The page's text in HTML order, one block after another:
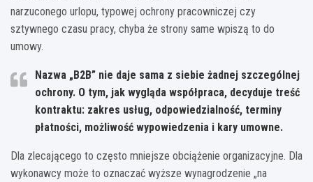
narzuconego urlopu, typowej ochrony pracowniczej czy
sztywnego czasu pracy, chyba że strony same wpiszą to do
umowy.
Nazwa „B2B” nie daje sama z siebie żadnej szczególnej
ochrony. O tym, jak wygląda współpraca, decyduje treść
kontraktu: zakres usług, odpowiedzialność, terminy
płatności, możliwość wypowiedzenia i kary umowne.
Dla zlecającego to często mniejsze obciążenie organizacyjne. Dla
wykonawcy może to oznaczać wyższe wynagrodzenie „na